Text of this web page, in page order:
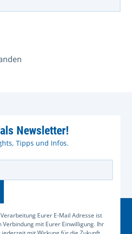
Newsletter!
Tipps und Infos.
Eurer E-Mail Adresse ist
Verbindung mit Eurer Einwilligung. Ihr